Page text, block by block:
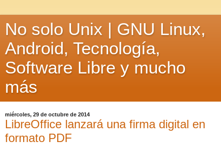
No solo Unix | GNU Linux,
Android, Tecnología,
Software Libre y mucho
más
miércoles, 29 de octubre de 2014
LibreOffice lanzará una firma digital en
formato PDF